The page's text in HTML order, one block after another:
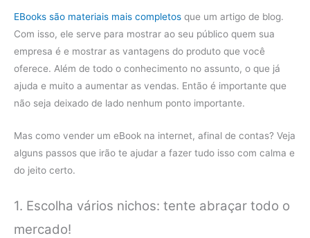
EBooks são materiais mais completos que um artigo de blog.
Com isso, ele serve para mostrar ao seu público quem sua
empresa é e mostrar as vantagens do produto que você
oferece. Além de todo o conhecimento no assunto, o que já
ajuda e muito a aumentar as vendas. Então é importante que
não seja deixado de lado nenhum ponto importante.
Mas como vender um eBook na internet, afinal de contas? Veja
alguns passos que irão te ajudar a fazer tudo isso com calma e
do jeito certo.
1. Escolha vários nichos: tente abraçar todo o
mercado!